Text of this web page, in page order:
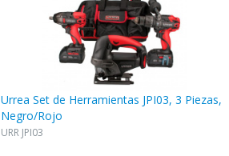
Urrea Set de Herramientas JPI03, 3 Piezas,
Negro/Rojo
URR JPI03